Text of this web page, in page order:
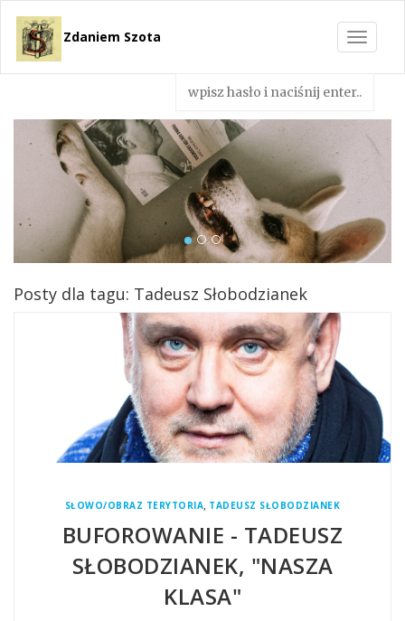
Toggle
Zdaniem Szota
Posty dla tagu: Tadeusz Słobodzianek
SŁOWO/OBRAZ TERYTORIA, TADEUSZ SŁOBODZIANEK
BUFOROWANIE - TADEUSZ
SŁOBODZIANEK, "NASZA
KLASA"